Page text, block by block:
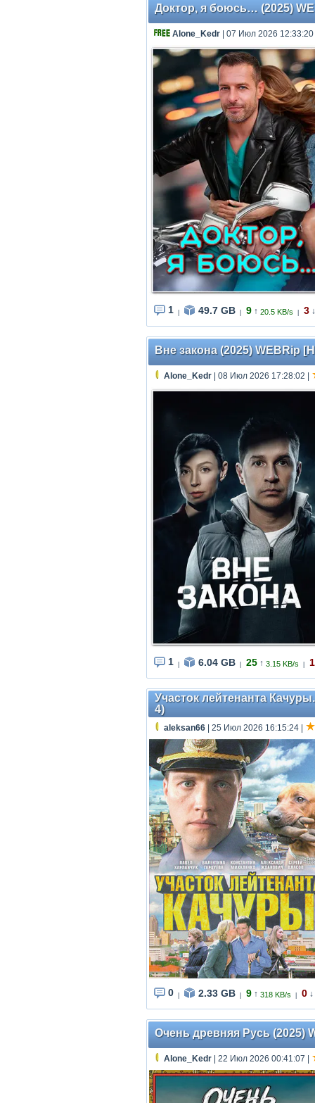
Доктор, я боюсь… (2025)
Alone_Kedr | 07 Июл 2026 12:33:20
1 49.7 GB 9 ↑ 20.5 KB/s 3 ↓
Вне закона (2025) WEBRip
Alone_Kedr | 08 Июл 2026 17:28:02
1 6.04 GB 25 ↑ 3.15 KB/s 1
Участок лейтенанта
4)
aleksan66 | 25 Июл 2026 16:15:24
0 2.33 GB 9 ↑ 318 KB/s 0 ↓
Очень древняя Русь (2025)
Alone_Kedr | 22 Июл 2026 00:41:07